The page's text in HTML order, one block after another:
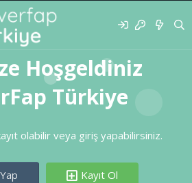
Hoşgeldiniz
Türkiye
olabilir veya giriş yapabilirsiniz.
Kayıt Ol